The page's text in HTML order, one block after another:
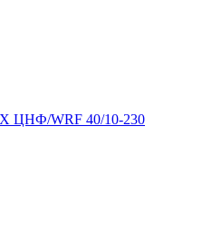
ЦНФ/WRF 40/10-230